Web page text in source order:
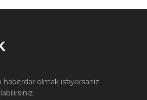
haberdar olmak istiyorsanız